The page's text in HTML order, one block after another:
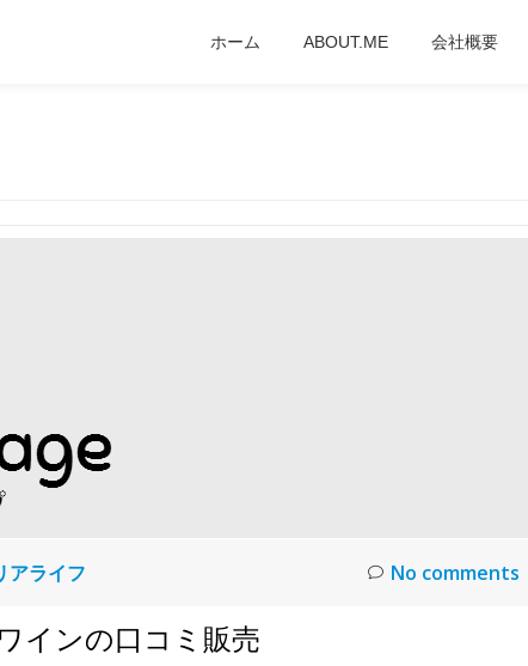
ホーム ABOUT.ME 会社概要
アライフ No comments
インの口コミ販売